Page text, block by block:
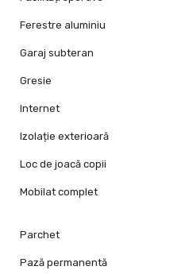
Ferestre aluminiu
Garaj subteran
Gresie
Internet
Izolație exterioară
Loc de joacă copii
Mobilat complet
Parchet
Pază permanentă